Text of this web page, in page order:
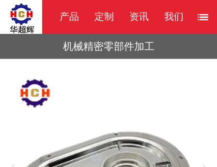
产品 定制 资讯 我们
机械精密零部件加工